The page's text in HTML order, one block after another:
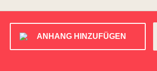
ANHANG HINZUFÜGEN